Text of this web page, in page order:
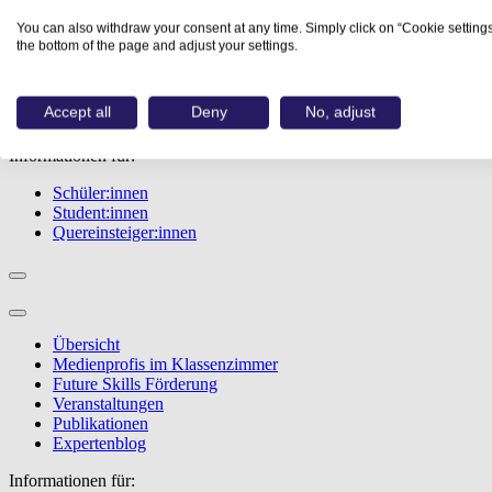
Übersicht
Berufe
Studiengänge
Berufstest
Bewerbungstipps
Informationen für:
Schüler:innen
Student:innen
Quereinsteiger:innen
Übersicht
Medienprofis im Klassenzimmer
Future Skills Förderung
Veranstaltungen
Publikationen
Expertenblog
Informationen für:
You can also withdraw your consent at any time. Simply click on “Cookie
the bottom of the page and adjust your settings.
Accept all Deny No, adjust